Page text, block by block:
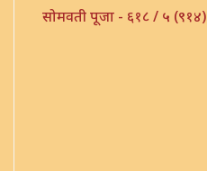
सोमवती पूजा - ६१८ / ५ (९१४)